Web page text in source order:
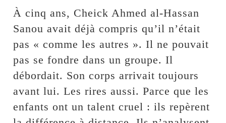
À cinq ans, Cheick Ahmed al-Hassan
Sanou avait déjà compris qu’il n’était
pas « comme les autres ». Il ne pouvait
pas se fondre dans un groupe. Il
débordait. Son corps arrivait toujours
avant lui. Les rires aussi. Parce que les
enfants ont un talent cruel : ils repèrent